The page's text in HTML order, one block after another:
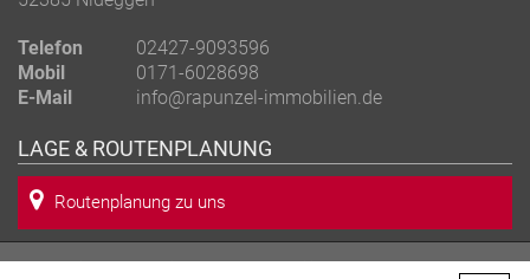
Telefon
02427-9093596
Mobil
0171-6028698
E-Mail
info@rapunzel-immobilien.de
LAGE & ROUTENPLANUNG
Routenplanung zu uns